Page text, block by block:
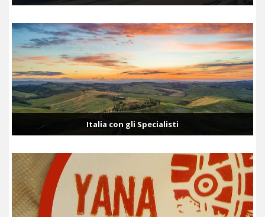
Italia con gli Specialisti